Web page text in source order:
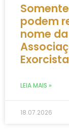
podem
nome
LEIA MAIS »
18.07.2026